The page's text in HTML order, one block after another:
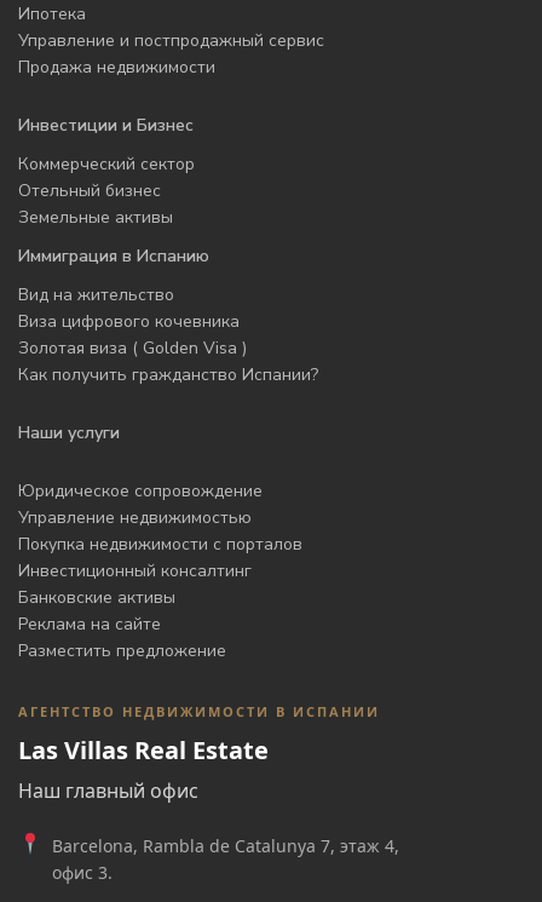
Ипотека
Управление и постпродажный сервис
Продажа недвижимости
Инвестиции и Бизнес
Коммерческий сектор
Отельный бизнес
Земельные активы
Иммиграция в Испанию
Вид на жительство
Виза цифрового кочевника
Золотая виза ( Golden Visa )
Как получить гражданство Испании?
Наши услуги
Юридическое сопровождение
Управление недвижимостью
Покупка недвижимости с порталов
Инвестиционный консалтинг
Банковские активы
Реклама на сайте
Разместить предложение
АГЕНТСТВО НЕДВИЖИМОСТИ В ИСПАНИИ
Las Villas Real Estate
Наш главный офис
Barcelona, Rambla de Catalunya 7, этаж 4,
офис 3.